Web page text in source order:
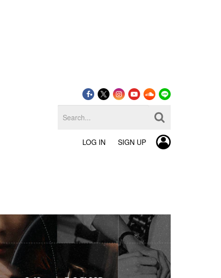
LOG IN SIGN UP